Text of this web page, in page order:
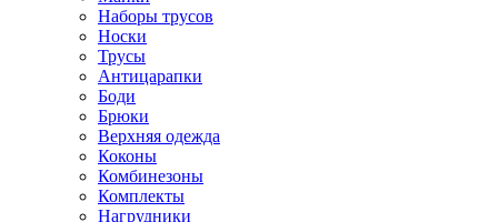
Наборы трусов
Носки
Трусы
Антицарапки
Боди
Брюки
Верхняя одежда
Коконы
Комбинезоны
Комплекты
Нагрудники